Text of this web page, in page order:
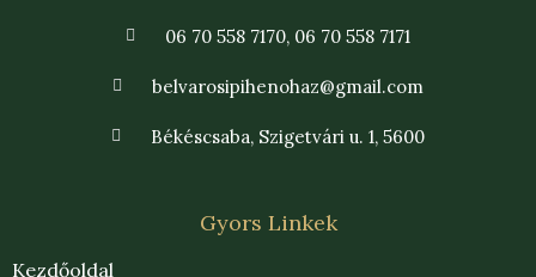
06 70 558 7170, 06 70 558 7171
belvarosipihenohaz@gmail.com
Békéscsaba, Szigetvári u. 1, 5600
Gyors Linkek
Kezdőoldal